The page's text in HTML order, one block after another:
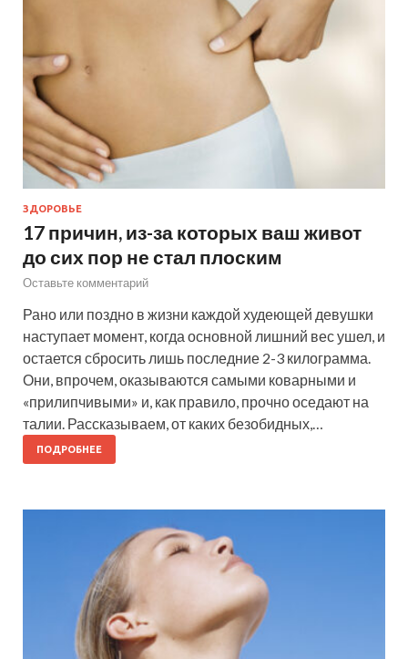
ЗДОРОВЬЕ
17 причин, из-за которых ваш живот
до сих пор не стал плоским
Оставьте комментарий
Рано или поздно в жизни каждой худеющей девушки
наступает момент, когда основной лишний вес ушел, и
остается сбросить лишь последние 2-3 килограмма.
Они, впрочем, оказываются самыми коварными и
«прилипчивыми» и, как правило, прочно оседают на
талии. Рассказываем, от каких безобидных,…
ПОДРОБНЕЕ